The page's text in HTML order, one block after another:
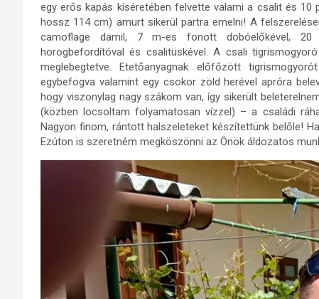
egy erős kapás kíséretében felvette valami a csalit és
hossz 114 cm) amurt sikerül partra emelni! A
camoflage damil, 7 m-es fonott dobóelőkével, 20
horogbefordítóval és csalitüskével. A csali
meglebegtetve. Etetőanyagnak előfőzött
egybefogva valamint egy csokor zöld herével apróra
hogy viszonylag nagy szákom van, így sikerült
(közben locsoltam folyamatosan vízzel) – a családi
Nagyon finom, rántott halszeleteket készítettünk belőle!
Ezúton is szeretném megköszönni az Önök áldozatos